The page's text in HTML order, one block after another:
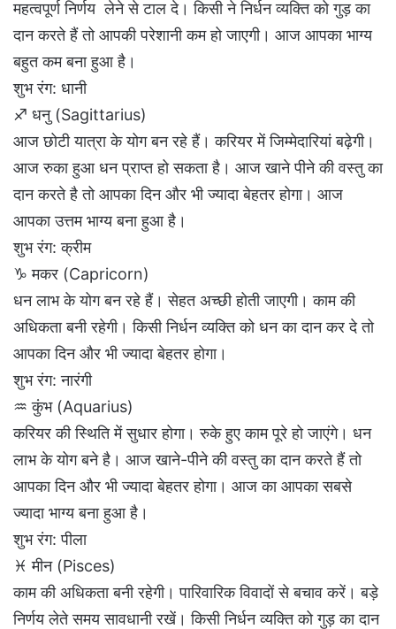
महत्वपूर्ण निर्णय लेने से टाल दे। किसी ने निर्धन व्यक्ति को गुड़ का
दान करते हैं तो आपकी परेशानी कम हो जाएगी। आज आपका भाग्य
बहुत कम बना हुआ है।
शुभ रंग: धानी
♐ धनु (Sagittarius)
आज छोटी यात्रा के योग बन रहे हैं। करियर में जिम्मेदारियां बढ़ेगी।
आज रुका हुआ धन प्राप्त हो सकता है। आज खाने पीने की वस्तु का
दान करते है तो आपका दिन और भी ज्यादा बेहतर होगा। आज
आपका उत्तम भाग्य बना हुआ है।
शुभ रंग: क्रीम
♑ मकर (Capricorn)
धन लाभ के योग बन रहे हैं। सेहत अच्छी होती जाएगी। काम की
अधिकता बनी रहेगी। किसी निर्धन व्यक्ति को धन का दान कर दे तो
आपका दिन और भी ज्यादा बेहतर होगा।
शुभ रंग: नारंगी
♒ कुंभ (Aquarius)
करियर की स्थिति में सुधार होगा। रुके हुए काम पूरे हो जाएंगे। धन
लाभ के योग बने है। आज खाने-पीने की वस्तु का दान करते हैं तो
आपका दिन और भी ज्यादा बेहतर होगा। आज का आपका सबसे
ज्यादा भाग्य बना हुआ है।
शुभ रंग: पीला
♓ मीन (Pisces)
काम की अधिकता बनी रहेगी। पारिवारिक विवादों से बचाव करें। बड़े
निर्णय लेते समय सावधानी रखें। किसी निर्धन व्यक्ति को गुड़ का दान